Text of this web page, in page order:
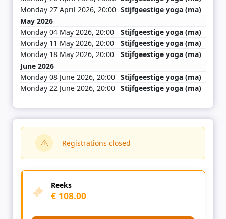
Monday 27 April 2026, 20:00 Stijfgeestige yoga (ma)
May 2026
Monday 04 May 2026, 20:00
Stijfgeestige yoga (ma)
Monday 11 May 2026, 20:00
Stijfgeestige yoga (ma)
Monday 18 May 2026, 20:00
Stijfgeestige yoga (ma)
June 2026
Monday 08 June 2026, 20:00 Stijfgeestige yoga (ma)
Monday 22 June 2026, 20:00 Stijfgeestige yoga (ma)
Registrations closed
Reeks
€ 108.00